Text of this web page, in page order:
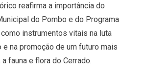
reafirma a importância do
do Pombo e do Programa
instrumentos vitais na luta
e na promoção de um futuro mais
fauna e flora do Cerrado.